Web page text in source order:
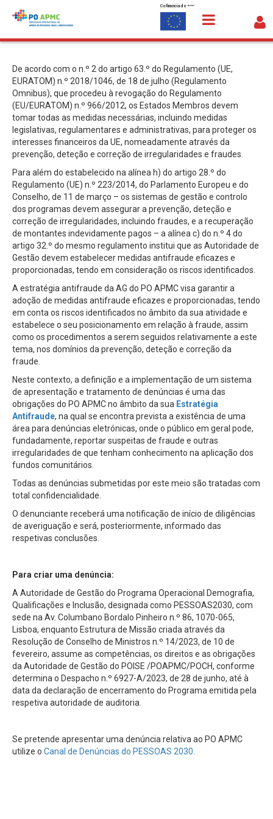
Saltar para o conteúdo
Cofinanciado por:
De acordo com o n.º 2 do artigo 63.º do Regulamento (UE,
EURATOM) n.º 2018/1046, de 18 de julho (Regulamento
Omnibus), que procedeu à revogação do Regulamento
(EU/EURATOM) n.º 966/2012, os Estados Membros devem
tomar todas as medidas necessárias, incluindo medidas
legislativas, regulamentares e administrativas, para proteger os
interesses financeiros da UE, nomeadamente através da
prevenção, deteção e correção de irregularidades e fraudes.
Para além do estabelecido na alínea h) do artigo 28.º do
Regulamento (UE) n.º 223/2014, do Parlamento Europeu e do
Conselho, de 11 de março – os sistemas de gestão e controlo
dos programas devem assegurar a prevenção, deteção e
correção de irregularidades, incluindo fraudes, e a recuperação
de montantes indevidamente pagos – a alínea c) do n.º 4 do
artigo 32.º do mesmo regulamento institui que as Autoridade de
Gestão devem estabelecer medidas antifraude eficazes e
proporcionadas, tendo em consideração os riscos identificados.
A estratégia antifraude da AG do PO APMC visa garantir a
adoção de medidas antifraude eficazes e proporcionadas, tendo
em conta os riscos identificados no âmbito da sua atividade e
estabelece o seu posicionamento em relação à fraude, assim
como os procedimentos a serem seguidos relativamente a este
tema, nos domínios da prevenção, deteção e correção da
fraude.
Neste contexto, a definição e a implementação de um sistema
de apresentação e tratamento de denúncias é uma das
obrigações do PO APMC no âmbito da sua Estratégia
Antifraude, na qual se encontra prevista a existência de uma
área para denúncias eletrónicas, onde o público em geral pode,
fundadamente, reportar suspeitas de fraude e outras
irregularidades de que tenham conhecimento na aplicação dos
fundos comunitários.
Todas as denúncias submetidas por este meio são tratadas com
total confidencialidade.
O denunciante receberá uma notificação de início de diligências
de averiguação e será, posteriormente, informado das
respetivas conclusões.
Para criar uma denúncia:
A Autoridade de Gestão do Programa Operacional Demografia,
Qualificações e Inclusão, designada como PESSOAS2030, com
sede na Av. Columbano Bordalo Pinheiro n.º 86, 1070-065,
Lisboa, enquanto Estrutura de Missão criada através da
Resolução de Conselho de Ministros n.º 14/2023, de 10 de
fevereiro, assume as competências, os direitos e as obrigações
da Autoridade de Gestão do POISE /POAPMC/POCH, conforme
determina o Despacho n.º 6927-A/2023, de 28 de junho, até à
data da declaração de encerramento do Programa emitida pela
respetiva autoridade de auditoria.
Se pretende apresentar uma denúncia relativa ao PO APMC
utilize o Canal de Denúncias do PESSOAS 2030